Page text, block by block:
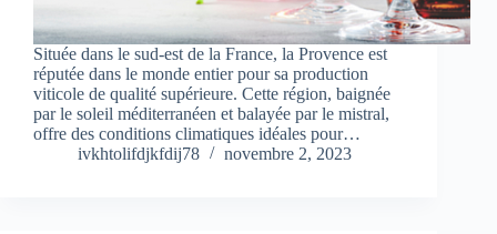
Située dans le sud-est de la France, la Provence est
réputée dans le monde entier pour sa production
viticole de qualité supérieure. Cette région, baignée
par le soleil méditerranéen et balayée par le mistral,
offre des conditions climatiques idéales pour…
ivkhtolifdjkfdij78
novembre 2, 2023